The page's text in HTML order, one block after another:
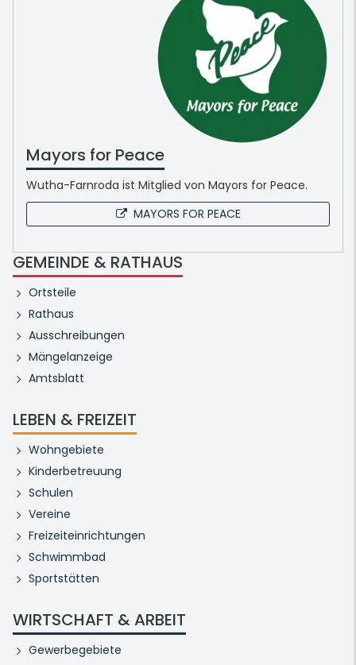
Mayors for Peace
Wutha-Farnroda ist Mitglied von Mayors for Peace.
MAYORS FOR PEACE
GEMEINDE & RATHAUS
Ortsteile
Rathaus
Ausschreibungen
Mängelanzeige
Amtsblatt
LEBEN & FREIZEIT
Wohngebiete
Kinderbetreuung
Schulen
Vereine
Freizeiteinrichtungen
Schwimmbad
Sportstätten
WIRTSCHAFT & ARBEIT
Gewerbegebiete